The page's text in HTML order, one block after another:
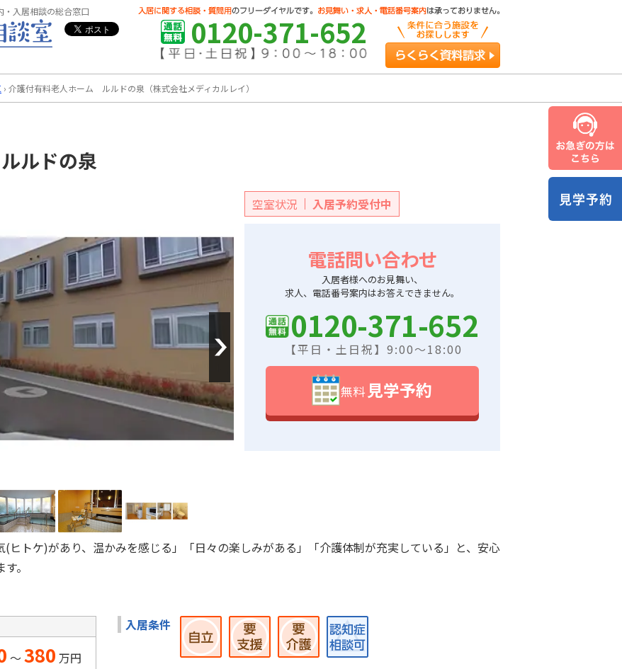
入居相談の総合窓口
0120-371-652
› 介護付有料老人ホーム ルルドの泉（株式会社メディカルレイ）
ルドの泉
空室状況 入居予約受付中
電話問い合わせ
入居者様へのお見舞い、
求人、電話番号案内はお答えできません。
0120-371-652
【平日・土日祝】9:00～18:00
無料見学予約
ヒトケ)があり、温かみを感じる」「日々の楽しみがある」「介護体制が充実している」と、安心
。
～ 380 万円
入居条件